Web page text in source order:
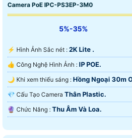
Camera PoE IPC-PS3EP-3M0
5%-35%
️⚡ Hình Ảnh Sắc nét : 2K Lite .
👍 Công Nghệ Hình Ảnh : IP POE.
🌙 Khi xem thiếu sáng : Hồng Ngoại 30m
💎 Cấu Tạo Camera Thân Plastic.
️🔮 Chức Năng : Thu Âm Và Loa.